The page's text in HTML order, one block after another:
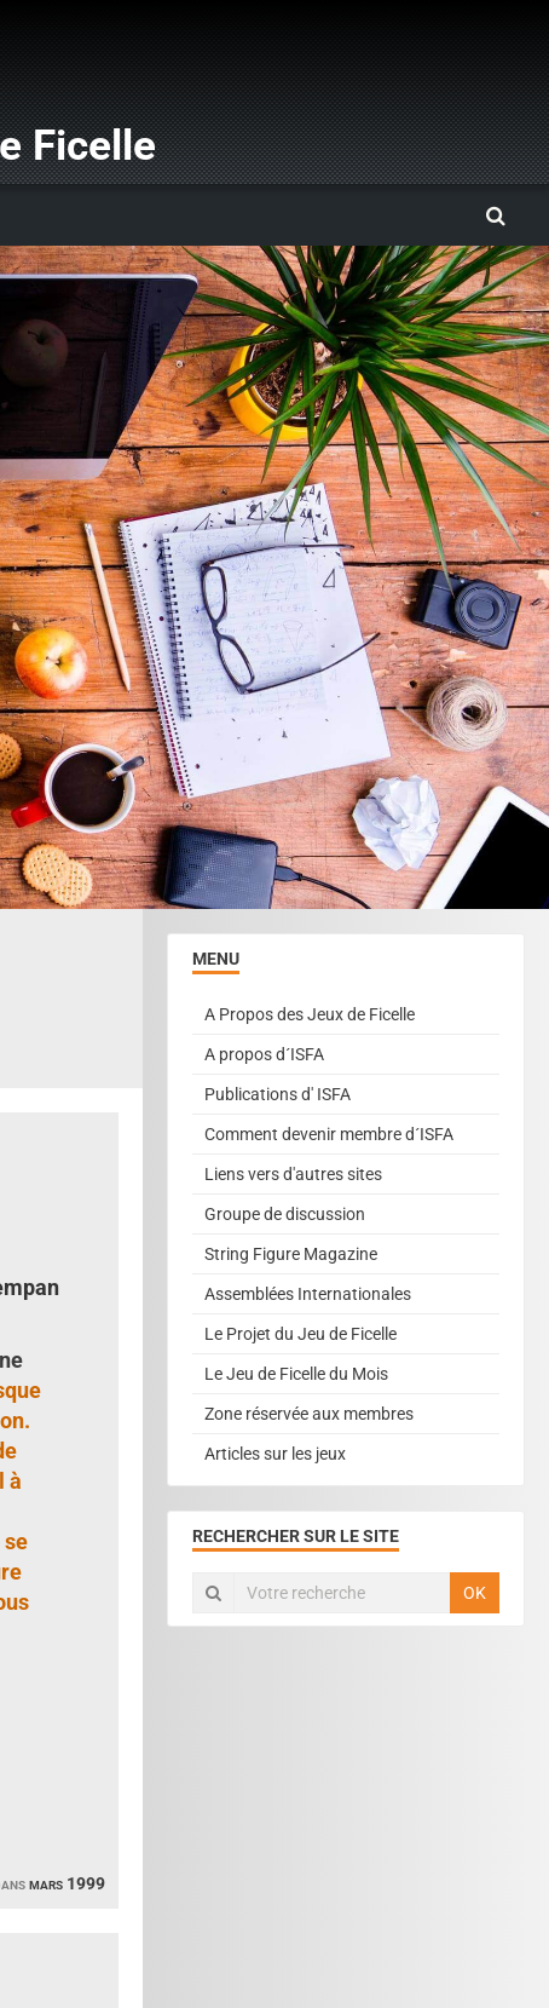
Ficelle
mars 1999
à
MENU
A Propos des Jeux de Ficelle
A propos d´ISFA
Publications d' ISFA
Comment devenir membre d´ISFA
Liens vers d'autres sites
Groupe de discussion
String Figure Magazine
Assemblées Internationales
Le Projet du Jeu de Ficelle
Le Jeu de Ficelle du Mois
Zone réservée aux membres
Articles sur les jeux
RECHERCHER SUR LE SITE
OK